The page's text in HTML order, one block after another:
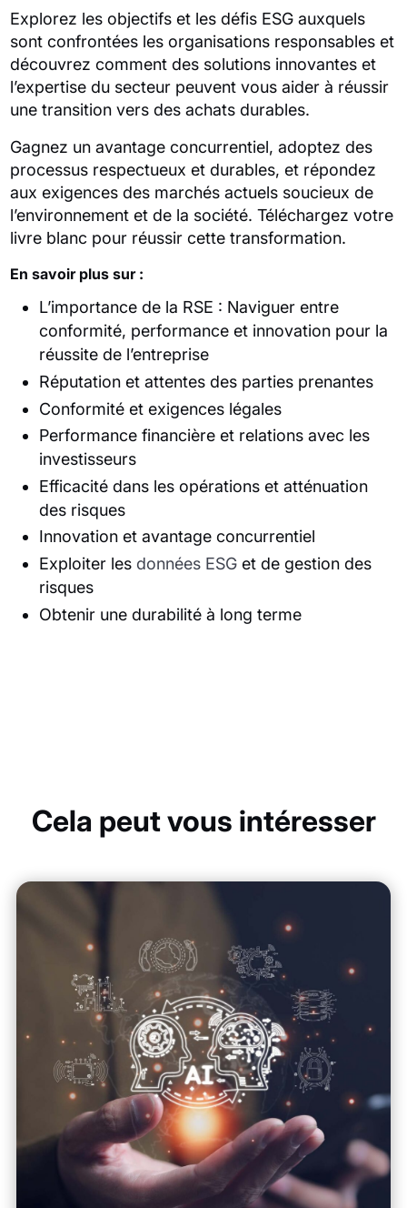
Explorez les objectifs et les défis ESG auxquels
sont confrontées les organisations responsables et
découvrez comment des solutions innovantes et
l’expertise du secteur peuvent vous aider à réussir
une transition vers des achats durables.
Gagnez un avantage concurrentiel, adoptez des
processus respectueux et durables, et répondez
aux exigences des marchés actuels soucieux de
l’environnement et de la société. Téléchargez votre
livre blanc pour réussir cette transformation.
En savoir plus sur :
L’importance de la RSE : Naviguer entre
conformité, performance et innovation pour la
réussite de l’entreprise
Réputation et attentes des parties prenantes
Conformité et exigences légales
Performance financière et relations avec les
investisseurs
Efficacité dans les opérations et atténuation
des risques
Innovation et avantage concurrentiel
Exploiter les données ESG et de gestion des
risques
Obtenir une durabilité à long terme
Cela peut vous intéresser